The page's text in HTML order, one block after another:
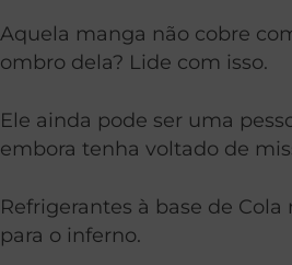
Aquela manga não cobre
ombro dela? Lide com isso.
Ele ainda pode ser uma
embora tenha voltado de
Refrigerantes à base de
para o inferno.